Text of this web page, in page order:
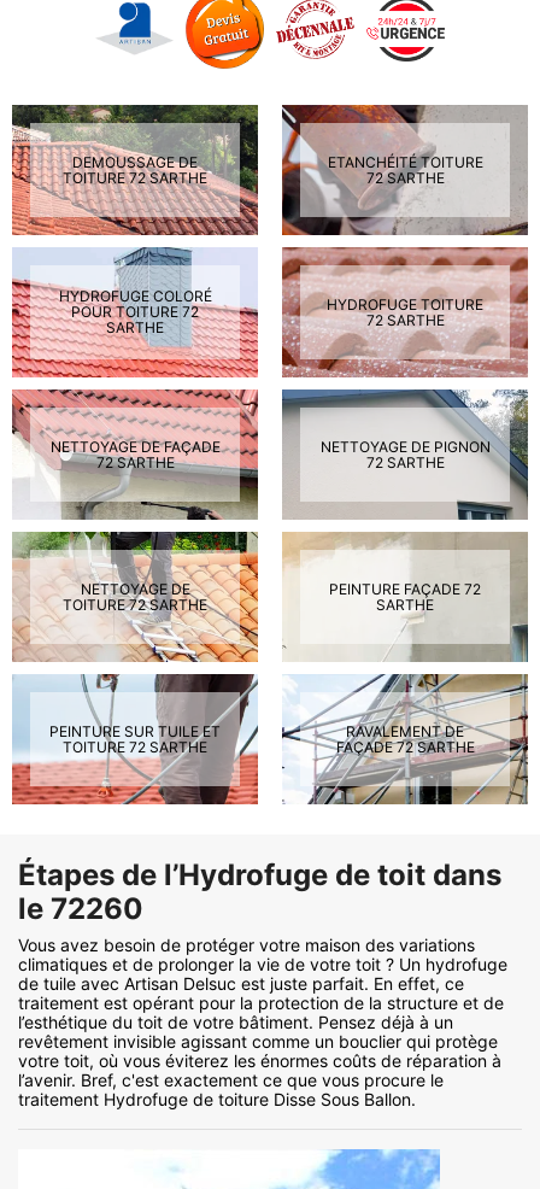
DEMOUSSAGE DE
TOITURE 72 SARTHE
ETANCHÉITÉ TOITURE
72 SARTHE
HYDROFUGE COLORÉ
POUR TOITURE 72
SARTHE
HYDROFUGE TOITURE
72 SARTHE
NETTOYAGE DE FAÇADE
72 SARTHE
NETTOYAGE DE PIGNON
72 SARTHE
NETTOYAGE DE
TOITURE 72 SARTHE
PEINTURE FAÇADE 72
SARTHE
PEINTURE SUR TUILE ET
TOITURE 72 SARTHE
RAVALEMENT DE
FAÇADE 72 SARTHE
Étapes de l’Hydrofuge de toit dans
le 72260
Vous avez besoin de protéger votre maison des variations
climatiques et de prolonger la vie de votre toit ? Un hydrofuge
de tuile avec Artisan Delsuc est juste parfait. En effet, ce
traitement est opérant pour la protection de la structure et de
l’esthétique du toit de votre bâtiment. Pensez déjà à un
revêtement invisible agissant comme un bouclier qui protège
votre toit, où vous éviterez les énormes coûts de réparation à
l’avenir. Bref, c'est exactement ce que vous procure le
traitement Hydrofuge de toiture Disse Sous Ballon.